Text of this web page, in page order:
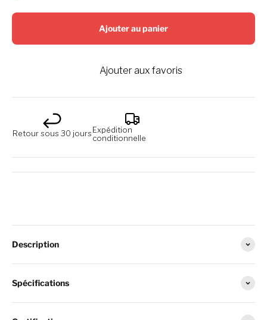
Ajouter au panier
Ajouter aux favoris
Retour sous 30 jours Expédition
conditionnelle
Description
Spécifications